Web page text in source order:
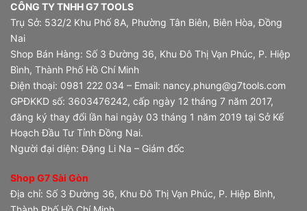
CÔNG TY TNHH G7 TOOLS
Trụ Sở: 532/2 Khu Phố 8A, Phường Tân Biên, Biên Hòa, Đồng
Nai
Shop Bán Hàng: Số 3 Đường 36, Khu Đô Thị Vạn Phúc, P. Hiệp
Bình, Thành Phố Hồ Chí Minh
Điện thoại: 0981 222 034 – Email: nancy.phung@g7tools.com
GPĐKKD số: 3603476242, cấp ngày 12 tháng 7 năm 2017,
đăng ký thay đổi lần hai ngày 03 tháng 1 năm 2019 tại Sở Kế
Hoạch Đầu Tư Tỉnh Đồng Nai.
Người đại diện: Đặng Li Na – Giám đốc
Shop G7 Sài Gòn
Địa chỉ: Số 3 Đường 36, Khu Đô Thị Vạn Phúc, P. Hiệp Bình,